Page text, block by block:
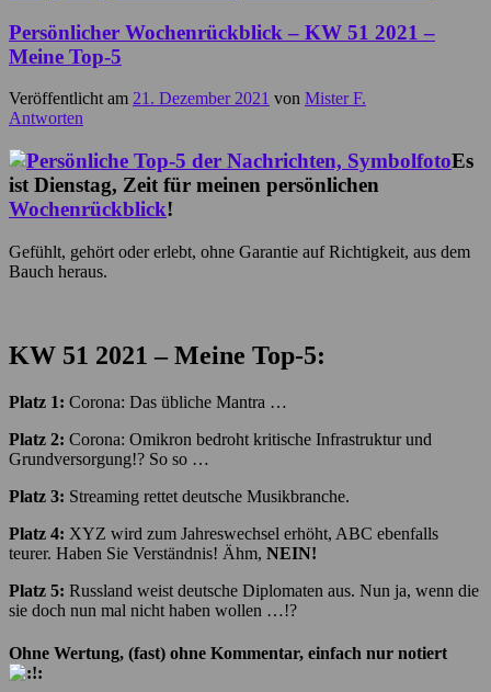
Persönlicher Wochenrückblick – KW 51 2021 –
Meine Top-5
Veröffentlicht am 21. Dezember 2021 von Mister F.
Antworten
Es
ist Dienstag, Zeit für meinen persönlichen
Wochenrückblick!
Gefühlt, gehört oder erlebt, ohne Garantie auf Richtigkeit, aus dem
Bauch heraus.
KW 51 2021 – Meine Top-5:
Platz 1: Corona: Das übliche Mantra …
Platz 2: Corona: Omikron bedroht kritische Infrastruktur und
Grundversorgung!? So so …
Platz 3: Streaming rettet deutsche Musikbranche.
Platz 4: XYZ wird zum Jahreswechsel erhöht, ABC ebenfalls
teurer. Haben Sie Verständnis! Ähm, NEIN!
Platz 5: Russland weist deutsche Diplomaten aus. Nun ja, wenn die
sie doch nun mal nicht haben wollen …!?
Ohne Wertung, (fast) ohne Kommentar, einfach nur notiert